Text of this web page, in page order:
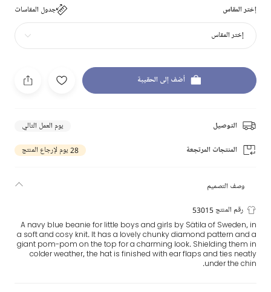
إختر المقاس جدول المقاسات
إختر المقاس
أضف إلى الحقيبة
التوصيل يوم العمل التالي
المنتجات المرتجعة 28 يوم لإرجاع المنتج
وصف التصميم
رقم المنتج 53015
A navy blue beanie for little boys and girls by Sätila of Sweden, in
a soft and cosy knit. It has a lovely chunky diamond pattern and a
giant pom-pom on the top for a charming look. Shielding them in
colder weather, the hat is finished with ear flaps and ties neatly
under the chin.